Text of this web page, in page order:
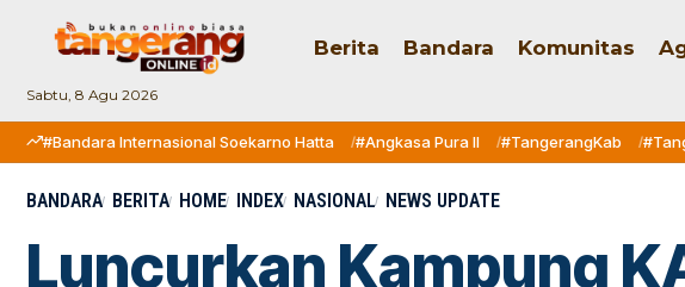
Sabtu, 8 Agu 2026
Berita Bandara Komunitas
#Bandara Internasional Soekarno Hatta #Angkasa Pura II #TangerangKab
BANDARA BERITA HOME INDEX NASIONAL NEWS UPDATE
Luncurkan Kampung